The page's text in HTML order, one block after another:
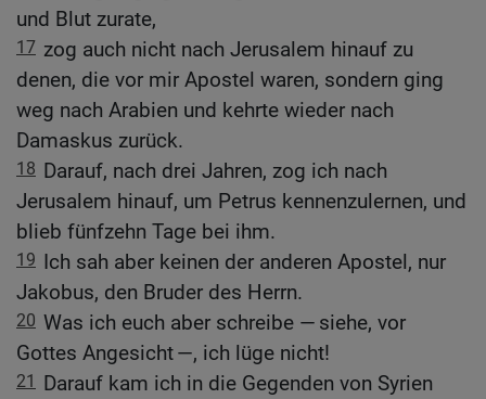
und Blut zurate,
17 zog auch nicht nach Jerusalem hinauf zu
denen, die vor mir Apostel waren, sondern ging
weg nach Arabien und kehrte wieder nach
Damaskus zurück.
18 Darauf, nach drei Jahren, zog ich nach
Jerusalem hinauf, um Petrus kennenzulernen, und
blieb fünfzehn Tage bei ihm.
19 Ich sah aber keinen der anderen Apostel, nur
Jakobus, den Bruder des Herrn.
20 Was ich euch aber schreibe — siehe, vor
Gottes Angesicht —, ich lüge nicht!
21 Darauf kam ich in die Gegenden von Syrien